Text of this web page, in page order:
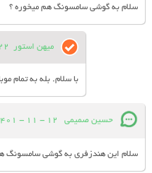
سلام به گوشی سامسونگ هم میخوره ؟
میهن استور 10 - 1401
با سلام. بله به تمام
حسین صمیمی 12 - 11 - 1401
سلام این هندزفری به گوشی سامسونگ